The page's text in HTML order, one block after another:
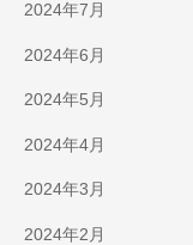
2024年7月
2024年6月
2024年5月
2024年4月
2024年3月
2024年2月